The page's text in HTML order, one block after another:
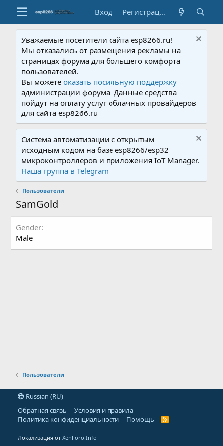
Вход Регистрация
Уважаемые посетители сайта esp8266.ru!
Мы отказались от размещения рекламы на
страницах форума для большего комфорта
пользователей.
Вы можетеоказать посильную поддержку
администрации форума. Данные средства
пойдут на оплату услуг облачных провайдеров
для сайта esp8266.ru
Система автоматизации с открытым
исходным кодом на базе esp8266/esp32
микроконтроллеров и приложения IoT Manager.
Наша группа в Telegram
Пользователи
SamGold
Gender
Male
Пользователи
Russian (RU)
Обратная связь
Условия и правила
Политика конфиденциальности
Помощь
R
Локализация отXenForo.Info